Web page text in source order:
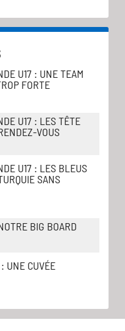
U17 : UNE TEAM
FORTE
U17 : LES TÊTE
VOUS
U17 : LES BLEUS
SANS
BIG BOARD
UNE CUVÉE